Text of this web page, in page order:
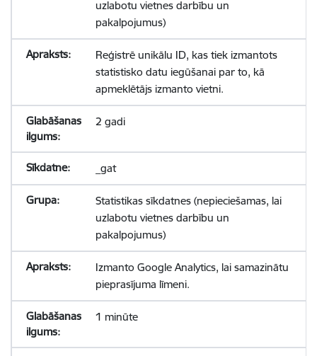
uzlabotu vietnes darbību un
pakalpojumus)
Reģistrē unikālu ID, kas tiek izmantots
statistisko datu iegūšanai par to, kā
apmeklētājs izmanto vietni.
2 gadi
_gat
Statistikas sīkdatnes (nepieciešamas, lai
uzlabotu vietnes darbību un
pakalpojumus)
Izmanto Google Analytics, lai samazinātu
pieprasījuma līmeni.
1 minūte